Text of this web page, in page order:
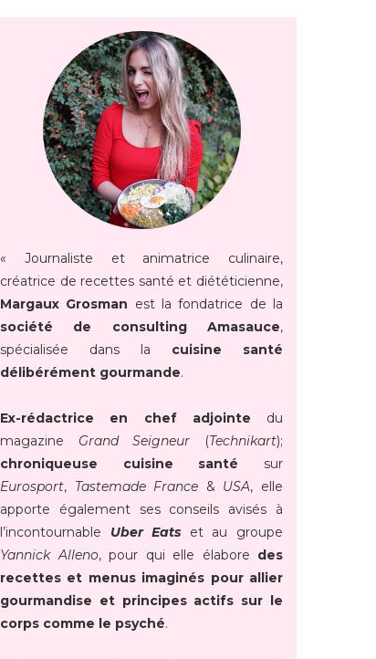
« Journaliste et animatrice culinaire,
créatrice de recettes santé et diététicienne,
Margaux Grosman est la fondatrice de la
société de consulting Amasauce,
spécialisée dans la cuisine santé
délibérément gourmande.
Ex-rédactrice en chef adjointe du
magazine Grand Seigneur (Technikart);
chroniqueuse cuisine santé sur
Eurosport, Tastemade France & USA, elle
apporte également ses conseils avisés à
l’incontournable Uber Eats et au groupe
Yannick Alleno, pour qui elle élabore des
recettes et menus imaginés pour allier
gourmandise et principes actifs sur le
corps comme le psyché.